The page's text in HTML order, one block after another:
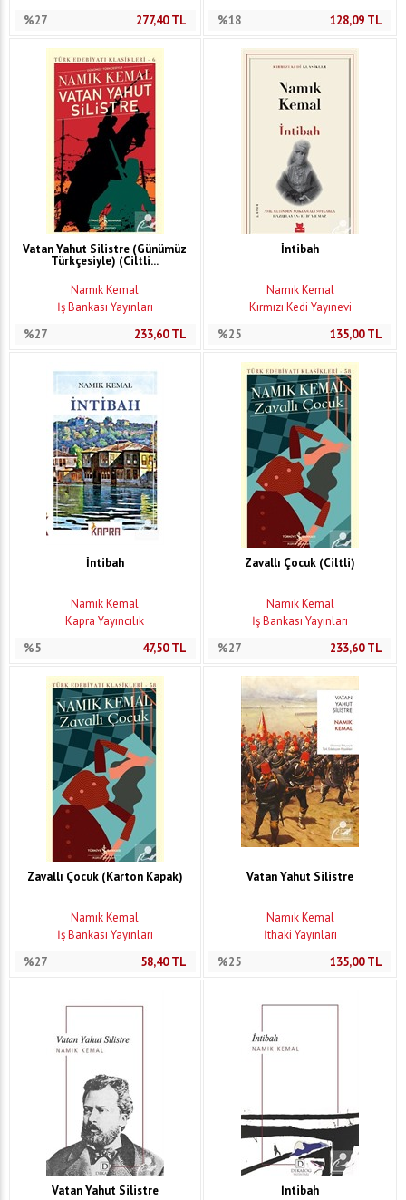
%27
277,40TL
%18
128,09 TL
Vatan Yahut Silistre (Günümüz
Türkçesiyle) (Ciltli...
Namık Kemal
İş Bankası Yayınları
%27
233,60TL
İntibah
Namık Kemal
Kırmızı Kedi Yayınevi
%25
135,00TL
İntibah
Namık Kemal
Kapra Yayıncılık
%5
47,50TL
Zavallı Çocuk (Ciltli)
Namık Kemal
İş Bankası Yayınları
%27
233,60TL
Zavallı Çocuk (Karton Kapak)
Namık Kemal
İş Bankası Yayınları
%27
58,40TL
Vatan Yahut Silistre
Namık Kemal
İthaki Yayınları
%25
135,00TL
Vatan Yahut Silistre İntibah